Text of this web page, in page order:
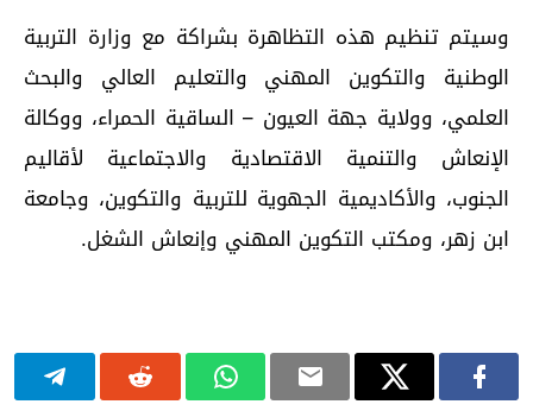
وسيتم تنظيم هذه التظاهرة بشراكة مع وزارة التربية
الوطنية والتكوين المهني والتعليم العالي والبحث
العلمي، وولاية جهة العيون – الساقية الحمراء، ووكالة
الإنعاش والتنمية الاقتصادية والاجتماعية لأقاليم
الجنوب، والأكاديمية الجهوية للتربية والتكوين، وجامعة
ابن زهر، ومكتب التكوين المهني وإنعاش الشغل.